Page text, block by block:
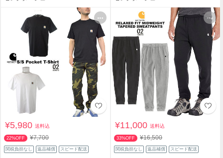
¥5,980送料込
22%OFF ¥7,700
関税負担なし 返品補償 スピード配送
¥11,000送料込
33%OFF ¥16,500
関税負担なし 返品補償 スピード配送